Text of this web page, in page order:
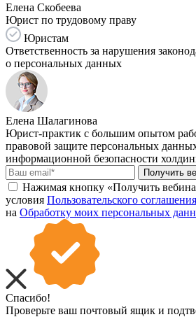
Елена Скобеева
Юрист по трудовому праву
Юристам
Ответственность за нарушения
о персональных данных
Елена Шалагинова
Юрист-практик с большим опытом
правовой защите персональных
информационной безопасности
Получить
Нажимая кнопку «Получить
условия Пользовательского соглашения
на Обработку моих персональных
Спасибо!
Проверьте ваш почтовый ящик и